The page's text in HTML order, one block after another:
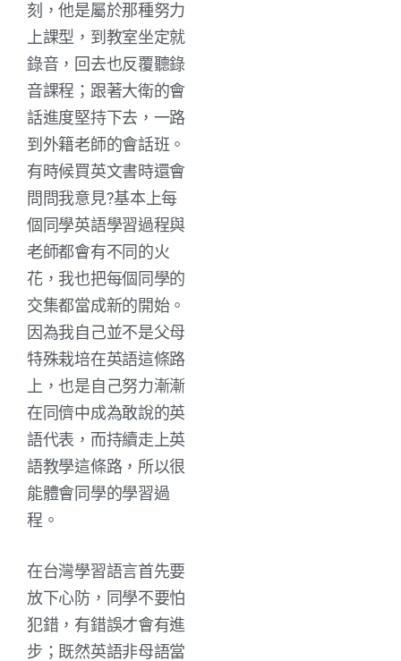
刻，他是屬於那種努力
上課型，到教室坐定就
錄音，回去也反覆聽錄
音課程；跟著大衛的會
話進度堅持下去，一路
到外籍老師的會話班。
有時候買英文書時還會
問問我意見?基本上每
個同學英語學習過程與
老師都會有不同的火
花，我也把每個同學的
交集都當成新的開始。
因為我自己並不是父母
特殊栽培在英語這條路
上，也是自己努力漸漸
在同儕中成為敢說的英
語代表，而持續走上英
語教學這條路，所以很
能體會同學的學習過
程。
在台灣學習語言首先要
放下心防，同學不要怕
犯錯，有錯誤才會有進
步；既然英語非母語當